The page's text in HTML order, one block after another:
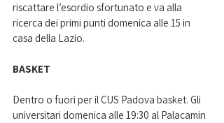
riscattare l’esordio sfortunato e va alla
ricerca dei primi punti domenica alle 15 in
casa della Lazio.
BASKET
Dentro o fuori per il CUS Padova basket. Gli
universitari domenica alle 19:30 al Palacamin